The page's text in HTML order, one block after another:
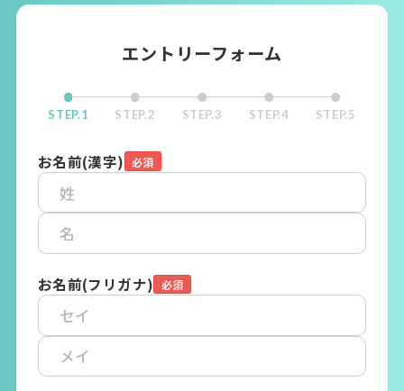
エントリーフォーム
STEP.1 STEP.2 STEP.3 STEP.4 STEP.5
お名前(漢字)
お名前(フリガナ)